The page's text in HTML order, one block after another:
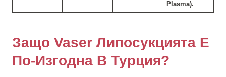
Plasma).
Защо Vaser Липосукцията Е
По-Изгодна В Турция?